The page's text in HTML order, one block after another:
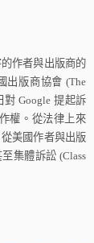
作者與出版商的
出版商協會 (The
對 Google 提起訴
權。從法律上來
美國作者與出版
集體訴訟 (Class